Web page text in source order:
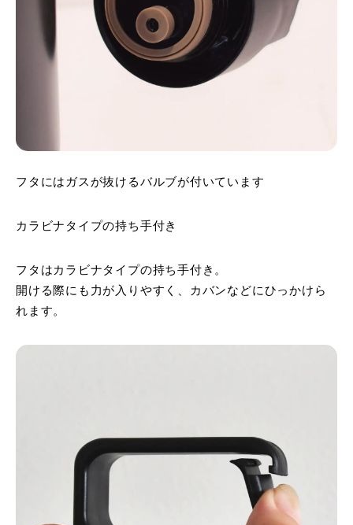
フタにはガスが抜けるバルブが付いています
カラビナタイプの持ち手付き
フタはカラビナタイプの持ち手付き。
開ける際にも力が入りやすく、カバンなどにひっかけら
れます。